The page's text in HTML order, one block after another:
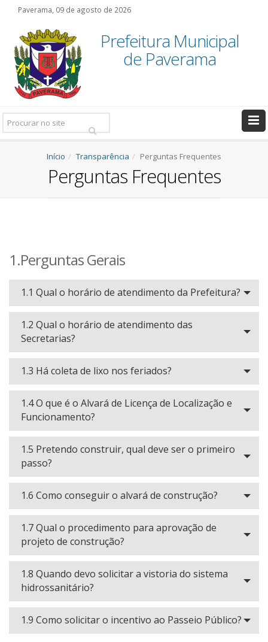
Paverama, 09 de agosto de 2026
Prefeitura Municipal
de Paverama
Pesquisar:
Início Transparência Perguntas Frequentes
Perguntas Frequentes
1.Perguntas Gerais
1.1 Qual o horário de atendimento da Prefeitura?
1.2 Qual o horário de atendimento das
Secretarias?
1.3 Há coleta de lixo nos feriados?
1.4 O que é o Alvará de Licença de Localização e
Funcionamento?
1.5 Pretendo construir, qual deve ser o primeiro
passo?
1.6 Como conseguir o alvará de construção?
1.7 Qual o procedimento para aprovação de
projeto de construção?
1.8 Quando devo solicitar a vistoria do sistema
hidrossanitário?
1.9 Como solicitar o incentivo ao Passeio Público?